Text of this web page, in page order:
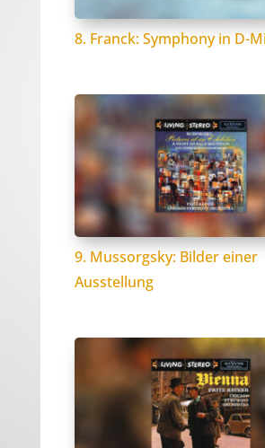
8. Franck: Symphony in D-
9. Mussorgsky: Bilder einer
Ausstellung